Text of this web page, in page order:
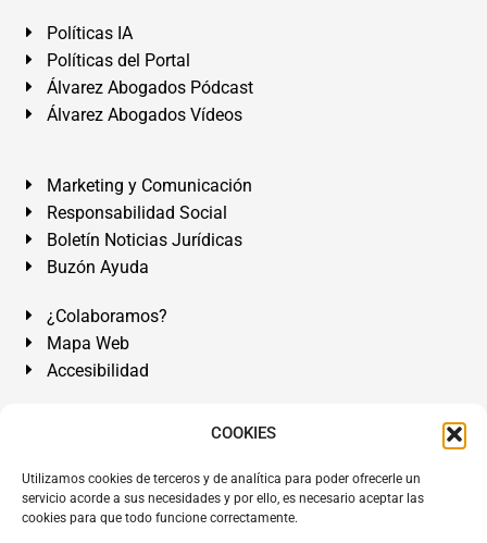
COOKIES
Utilizamos cookies de terceros y de analítica para poder ofrecerle un
servicio acorde a sus necesidades y por ello, es necesario aceptar las
cookies para que todo funcione correctamente.
Políticas IA
Políticas del Portal
Álvarez Abogados Pódcast
Álvarez Abogados Vídeos
Marketing y Comunicación
Responsabilidad Social
Boletín Noticias Jurídicas
Buzón Ayuda
¿Colaboramos?
Mapa Web
Accesibilidad
Álvarez Abogados Tenerife:Calle Teobaldo Power Nº 7,
de Tenerife. Islas Canarias.
Somos Abogados especialistas del Derecho desde 1954.